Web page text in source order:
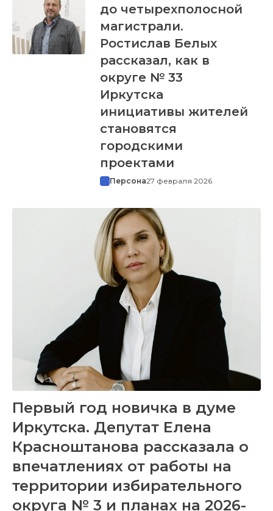
до четырехполосной
магистрали.
Ростислав Белых
рассказал, как в
округе № 33
Иркутска
инициативы жителей
становятся
городскими
проектами
Персона27 февраля 2026
Первый год новичка в думе
Иркутска. Депутат Елена
Красноштанова рассказала о
впечатлениях от работы на
территории избирательного
округа № 3 и планах на 2026-